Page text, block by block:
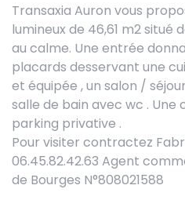
Transaxia Auron vous
lumineux de 46,61 m2 situé
au calme. Une entrée
placards desservant une
et équipée , un salon /
salle de bain avec wc . Une
parking privative .
Pour visiter contractez
06.45.82.42.63 Agent
de Bourges N°808021588